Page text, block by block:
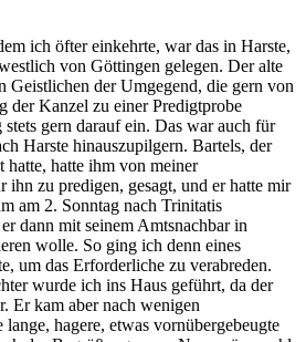
ich öfter einkehrte, war das in Harste,
von Göttingen gelegen. Der alte
Geistlichen der Umgegend, die gern von
der Kanzel zu einer Predigtprobe
gern darauf ein. Das war auch für
Harste hinauszupilgern. Bartels, der
hatte ihm von meiner
zu predigen, gesagt, und er hatte mir
am 2. Sonntag nach Trinitatis
dann mit seinem Amtsnachbar in
wolle. So ging ich denn eines
um das Erforderliche zu verabreden.
wurde ich ins Haus geführt, da der
Er kam aber nach wenigen
hagere, etwas vornübergebeugte